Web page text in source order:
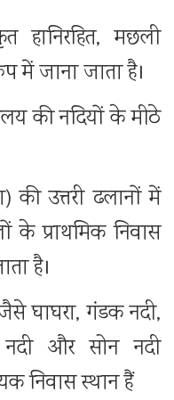
हानिरहित, मछली
में जाना जाता है।
की नदियों के मीठे
की उत्तरी ढलानों में
के प्राथमिक निवास
है।
घाघरा, गंडक नदी,
नदी और सोन नदी
निवास स्थान हैं